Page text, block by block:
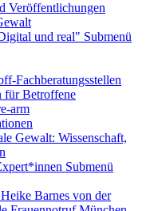
Veröffentlichungen
und real" Submenü
Fachberatungsstellen
für Betroffene
arm
Gewalt: Wissenschaft,
Submenü
Barnes von der